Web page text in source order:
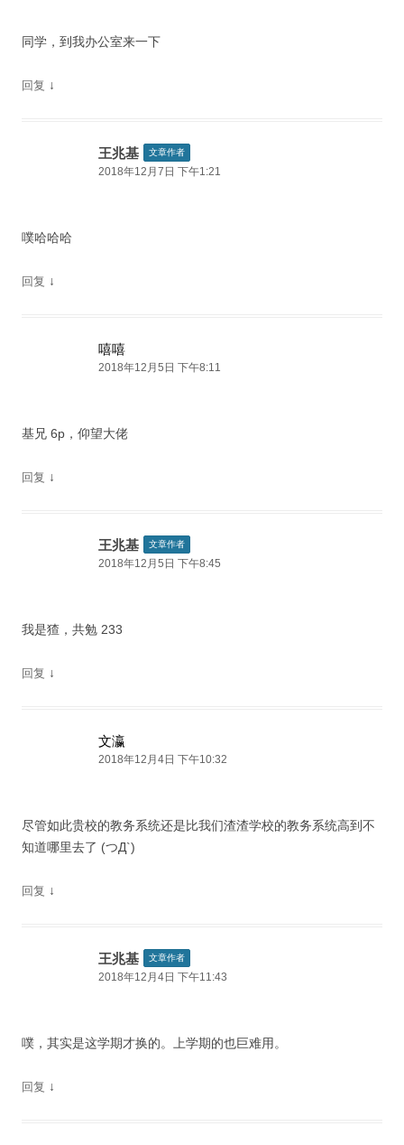
同学，到我办公室来一下
回复 ↓
王兆基 文章作者
2018年12月7日 下午1:21
噗哈哈哈
回复 ↓
嘻嘻
2018年12月5日 下午8:11
基兄 6p，仰望大佬
回复 ↓
王兆基 文章作者
2018年12月5日 下午8:45
我是猹，共勉 233
回复 ↓
文瀛
2018年12月4日 下午10:32
尽管如此贵校的教务系统还是比我们渣渣学校的教务系统高到不
知道哪里去了 (つД`)
回复 ↓
王兆基 文章作者
2018年12月4日 下午11:43
噗，其实是这学期才换的。上学期的也巨难用。
回复 ↓